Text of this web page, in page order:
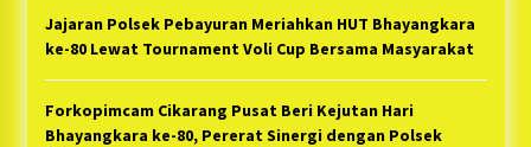
Jajaran Polsek Pebayuran Meriahkan HUT Bhayangkara
ke-80 Lewat Tournament Voli Cup Bersama Masyarakat
Forkopimcam Cikarang Pusat Beri Kejutan Hari
Bhayangkara ke-80, Pererat Sinergi dengan Polsek